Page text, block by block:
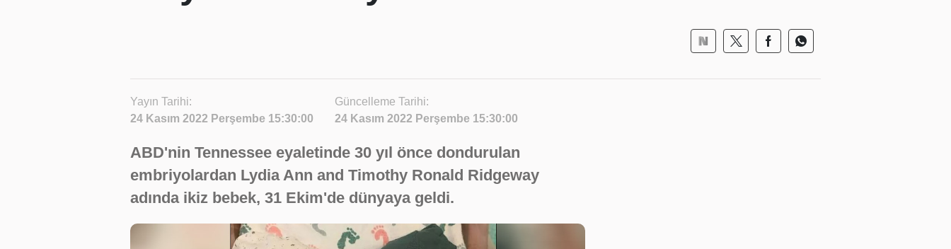
Yayın Tarihi:
24 Kasım 2022 Perşembe 15:30:00
Güncelleme Tarihi:
24 Kasım 2022 Perşembe 15:30:00
ABD'nin Tennessee eyaletinde 30 yıl önce dondurulan
embriyolardan Lydia Ann and Timothy Ronald Ridgeway
adında ikiz bebek, 31 Ekim'de dünyaya geldi.